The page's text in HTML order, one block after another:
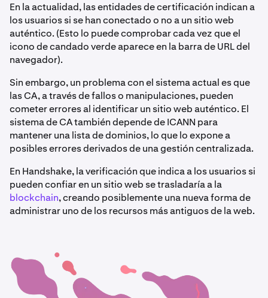
En la actualidad, las entidades de certificación indican a
los usuarios si se han conectado o no a un sitio web
auténtico. (Esto lo puede comprobar cada vez que el
icono de candado verde aparece en la barra de URL del
navegador).
Sin embargo, un problema con el sistema actual es que
las CA, a través de fallos o manipulaciones, pueden
cometer errores al identificar un sitio web auténtico. El
sistema de CA también depende de ICANN para
mantener una lista de dominios, lo que lo expone a
posibles errores derivados de una gestión centralizada.
En Handshake, la verificación que indica a los usuarios si
pueden confiar en un sitio web se trasladaría a la
blockchain, creando posiblemente una nueva forma de
administrar uno de los recursos más antiguos de la web.